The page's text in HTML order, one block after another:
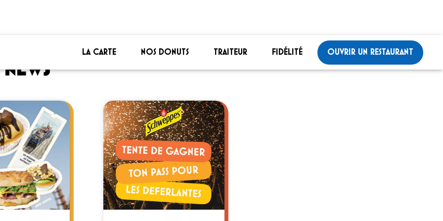
LA CARTE NOS DONUTS TRAITEUR FIDÉLITÉ OUVRIR UN RESTAURANT
NEWS